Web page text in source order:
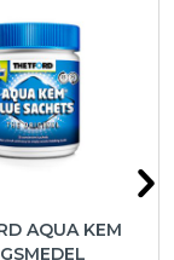
AQUA KEM